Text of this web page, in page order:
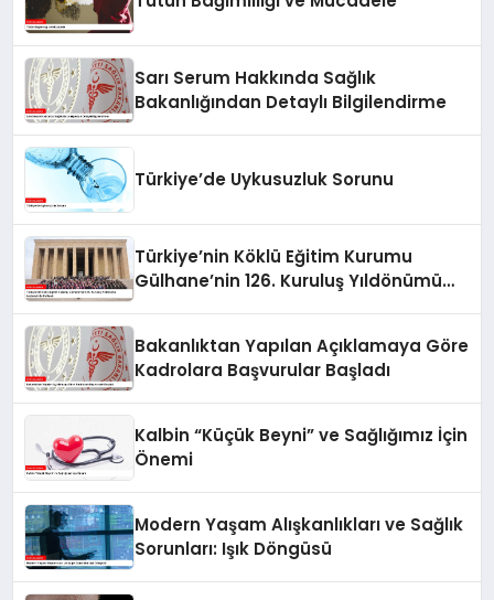
Sarı Serum Hakkında Sağlık
Bakanlığından Detaylı Bilgilendirme
Türkiye’de Uykusuzluk Sorunu
Türkiye’nin Köklü Eğitim Kurumu
Gülhane’nin 126. Kuruluş Yıldönümü
Bakanlıktan Yapılan Açıklamaya Göre
Kadrolara Başvurular Başladı
Kalbin “Küçük Beyni” ve Sağlığımız İçin
Önemi
Modern Yaşam Alışkanlıkları ve Sağlık
Sorunları: Işık Döngüsü